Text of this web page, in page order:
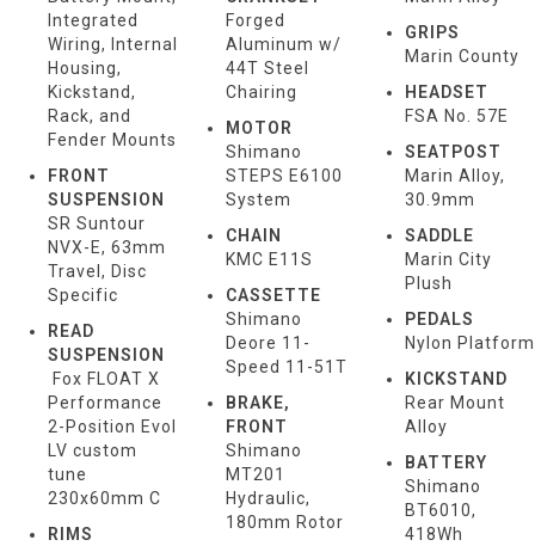
Integrated
Wiring, Internal
Housing,
Kickstand,
Rack, and
Fender Mounts
FRONT
SUSPENSION
SR Suntour
NVX-E, 63mm
Travel, Disc
Specific
READ
SUSPENSION
Fox FLOAT X
Performance
2-Position Evol
LV custom
tune
230x60mm C
RIMS
Forged
Aluminum w/
44T Steel
Chairing
MOTOR
Shimano
STEPS E6100
System
CHAIN
KMC E11S
CASSETTE
Shimano
Deore 11-
Speed 11-51T
BRAKE,
FRONT
Shimano
MT201
Hydraulic,
180mm Rotor
GRIPS
Marin County
HEADSET
FSA No. 57E
SEATPOST
Marin Alloy,
30.9mm
SADDLE
Marin City
Plush
PEDALS
Nylon Platform
KICKSTAND
Rear Mount
Alloy
BATTERY
Shimano
BT6010,
418Wh